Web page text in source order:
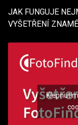
JAK FUNGUJE
VYŠETŘENÍ